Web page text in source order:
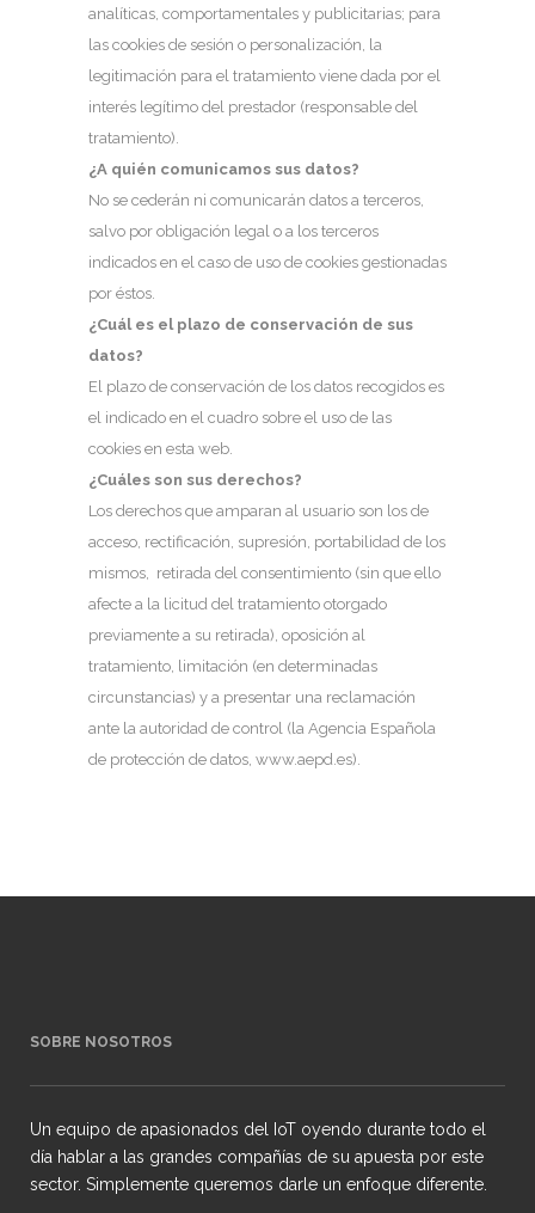
analíticas, comportamentales y publicitarias; para
las cookies de sesión o personalización, la
legitimación para el tratamiento viene dada por el
interés legítimo del prestador (responsable del
tratamiento).
¿A quién comunicamos sus datos?
No se cederán ni comunicarán datos a terceros,
salvo por obligación legal o a los terceros
indicados en el caso de uso de cookies gestionadas
por éstos.
¿Cuál es el plazo de conservación de sus
datos?
El plazo de conservación de los datos recogidos es
el indicado en el cuadro sobre el uso de las
cookies en esta web.
¿Cuáles son sus derechos?
Los derechos que amparan al usuario son los de
acceso, rectificación, supresión, portabilidad de los
mismos, retirada del consentimiento (sin que ello
afecte a la licitud del tratamiento otorgado
previamente a su retirada), oposición al
tratamiento, limitación (en determinadas
circunstancias) y a presentar una reclamación
ante la autoridad de control (la Agencia Española
de protección de datos, www.aepd.es).
SOBRE NOSOTROS
Un equipo de apasionados del IoT oyendo durante todo el
día hablar a las grandes compañías de su apuesta por este
sector. Simplemente queremos darle un enfoque diferente.